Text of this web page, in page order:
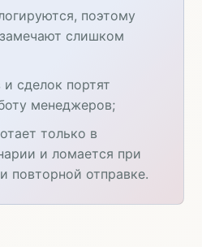
поэтому
слишком
сделок портят
менеджеров;
только в
и ломается при
повторной отправке.